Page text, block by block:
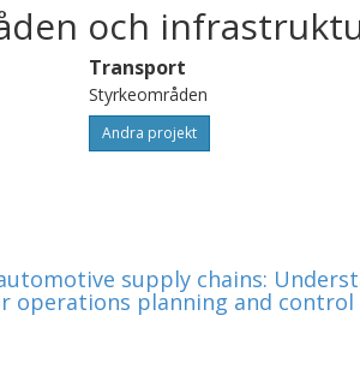
och
Transport
Styrkeområden
Andra projekt
supply chains:
planning and control